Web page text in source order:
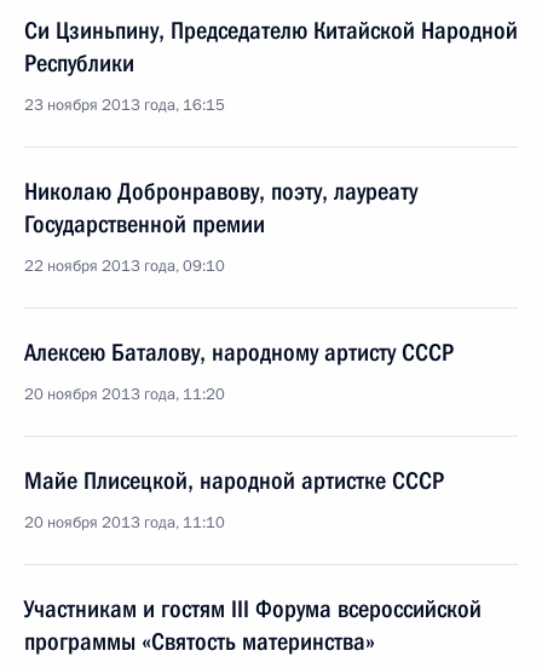
Си Цзиньпину, Председателю Китайской Народной
Республики
23 ноября 2013 года, 16:15
Николаю Добронравову, поэту, лауреату
Государственной премии
22 ноября 2013 года, 09:10
Алексею Баталову, народному артисту СССР
20 ноября 2013 года, 11:20
Майе Плисецкой, народной артистке СССР
20 ноября 2013 года, 11:10
Участникам и гостям III Форума всероссийской
программы «Святость материнства»